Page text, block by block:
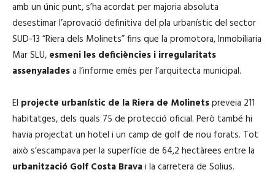
EMBED
amb un únic punt, s’ha acordat per majoria absoluta
desestimar l’aprovació definitiva del pla urbanístic del sector
SUD-13 “Riera dels Molinets” fins que la promotora, Inmobiliaria
Mar SLU, esmeni les deficiències i irregularitats
assenyaladesa l’informe emès per l’arquitecta municipal.
El projecte urbanístic de la Riera de Molinetspreveia 211
habitatges, dels quals 75 de protecció oficial. Però també hi
havia projectat un hotel i un camp de golf de nou forats. Tot
això s’escampava per la superfície de 64,2 hectàrees entre la
urbanització Golf Costa Bravai la carretera de Solius.